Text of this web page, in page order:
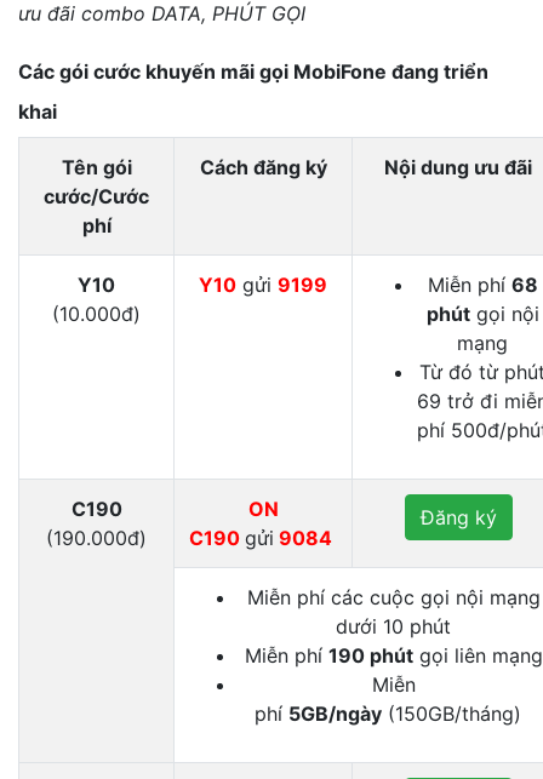
ưu đãi combo DATA, PHÚT GỌI
Các gói cước khuyến mãi gọi MobiFone đang triển
khai
Tên gói
cước/Cước
phí
Cách đăng ký Nội dung ưu đãi
Y10
(10.000đ)
Y10 gửi 9199 Miễn phí 68
phútgọi nội
mạng
Từ đó từ
69 trở đi
phí 500đ/
C190
(190.000đ)
ON
C190 gửi 9084
Đăng ký
Miễn phí các cuộc gọi nội mạng
dưới 10 phút
Miễn phí 190 phútgọi liên mạng
Miễn
phí 5GB/ngày (150GB/tháng)